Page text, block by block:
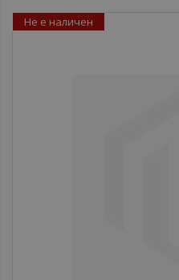
Не е наличен